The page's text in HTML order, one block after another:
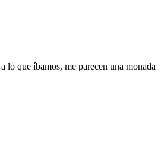
que íbamos, me parecen una monada